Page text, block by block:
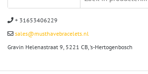
+ 31653406229
sales@musthavebracelets.nl
Gravin Helenastraat 9, 5221 CB, ‘s-Hertogenbosch